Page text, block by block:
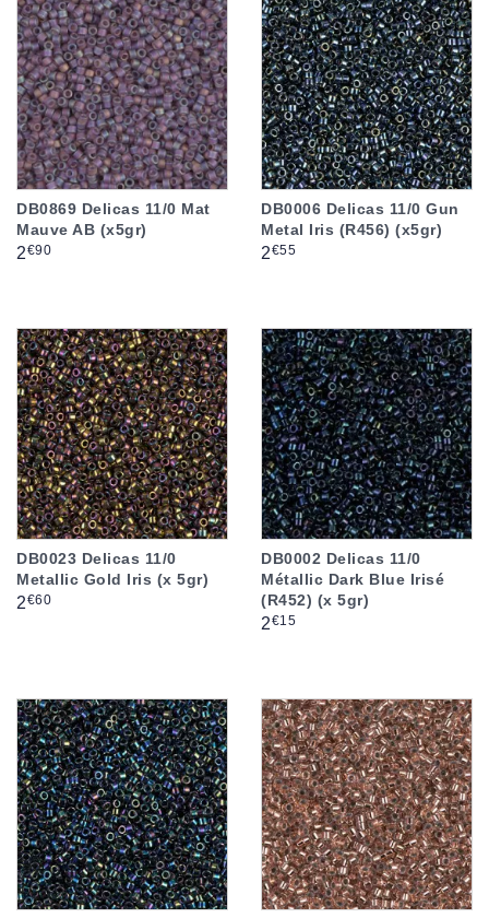
DB0869 Delicas 11/0 Mat
Mauve AB (x5gr)
Prix
2€90
DB0006 Delicas 11/0 Gun
Metal Iris (R456) (x5gr)
Prix
2€55
DB0023 Delicas 11/0
Metallic Gold Iris (x 5gr)
Prix
2€60
DB0002 Delicas 11/0
Métallic Dark Blue Irisé
(R452) (x 5gr)
Prix
2€15